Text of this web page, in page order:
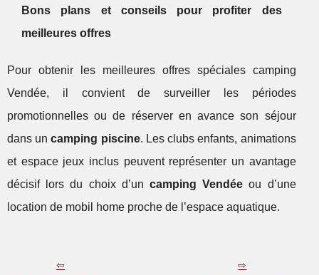
Bons plans et conseils pour profiter des
meilleures offres
Pour obtenir les meilleures offres spéciales camping
Vendée, il convient de surveiller les périodes
promotionnelles ou de réserver en avance son séjour
dans uncamping piscine. Les clubs enfants, animations
et espace jeux inclus peuvent représenter un avantage
décisif lors du choix d’un camping Vendée ou d’une
location de mobil home proche de l’espace aquatique.